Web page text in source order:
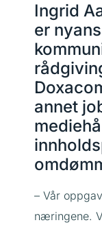
Ingrid
er
annet
– Vår
næringene.